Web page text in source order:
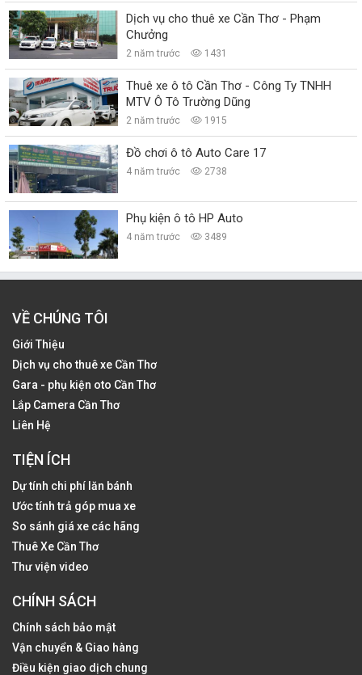
Dịch vụ cho thuê xe Cần Thơ - Phạm
Chưởng
2 năm trước 1431
Thuê xe ô tô Cần Thơ - Công Ty TNHH
MTV Ô Tô Trường Dũng
2 năm trước 1915
Đồ chơi ô tô Auto Care 17
4 năm trước 2738
Phụ kiện ô tô HP Auto
4 năm trước 3489
VỀ CHÚNG TÔI
Giới Thiệu
Dịch vụ cho thuê xe Cần Thơ
Gara - phụ kiện oto Cần Thơ
Lắp Camera Cần Thơ
Liên Hệ
TIỆN ÍCH
Dự tính chi phí lăn bánh
Ước tính trả góp mua xe
So sánh giá xe các hãng
Thuê Xe Cần Thơ
Thư viện video
CHÍNH SÁCH
Chính sách bảo mật
Vận chuyển & Giao hàng
Điều kiện giao dịch chung